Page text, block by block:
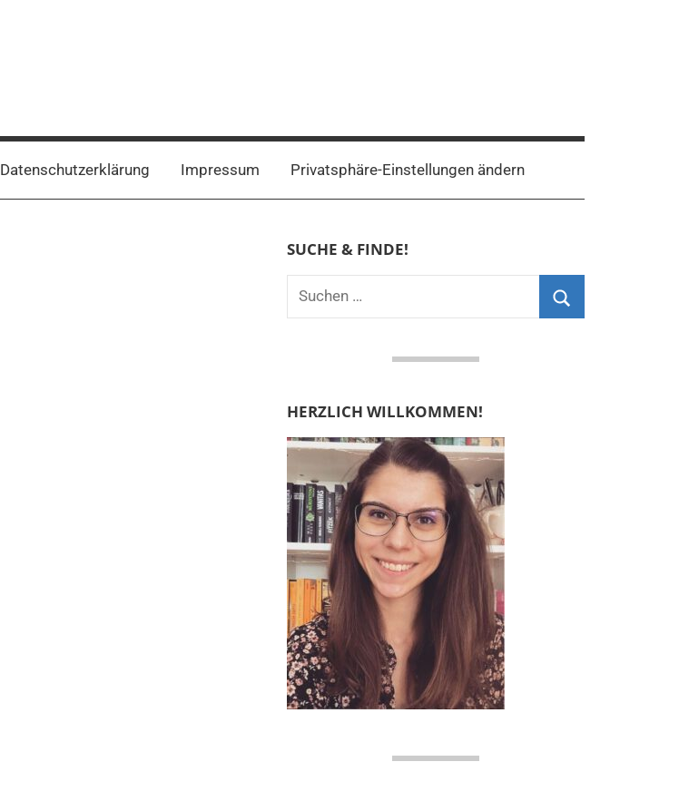
Datenschutzerklärung Impressum Privatsphäre-Einstellungen ändern
SUCHE & FINDE!
Suchen
HERZLICH WILLKOMMEN!